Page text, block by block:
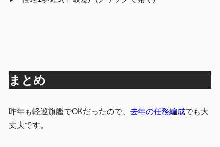
まとめ
昨年も軽巡旗艦でOKだったので、 去年の任務編成でも大
丈夫です。